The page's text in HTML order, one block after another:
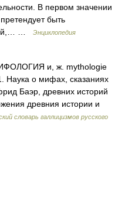
В первом значении
быть
…
Энциклопедия
и, ж. mythologie
Наука о мифах, сказаниях
Баэр, древних историй
древния истории и
словарь галлицизмов русского